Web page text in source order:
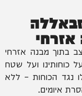
בתוך מבנה אזרחי
כוחותינו ועל שטח
נגד הכוחות – ללא
איומים.